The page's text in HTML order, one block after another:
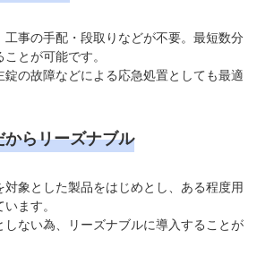
工事の手配・段取りなどが不要。最短数分
とが可能です。
錠の故障などによる応急処置としても最適
からリーズナブル
対象とした製品をはじめとし、ある程度用
ます。
しない為、リーズナブルに導入することが